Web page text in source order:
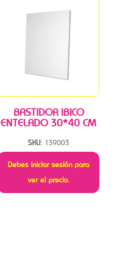
BASTIDOR IBICO
ENTELADO 30*40 CM
SKU: 139003
Debes iniciar sesión para
ver el precio.